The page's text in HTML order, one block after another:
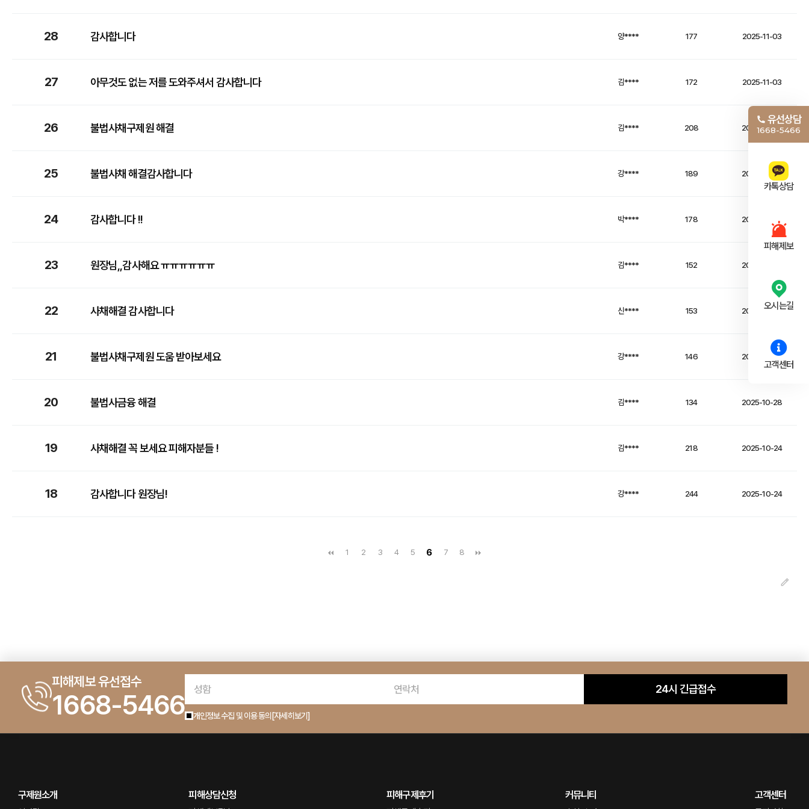
28 감사합니다 양**** 177 2025-11-03
27 아무것도 없는 저를 도와주셔서 감사합니다 김**** 172 2025-11-03
26 불법사채구제원 해결 김**** 208 2025-10-29
25 불법사채 해결감사합니다 강**** 189 2025-10-29
24 감사합니다 !! 박**** 178 2025-10-29
23 원장님,,감사해요 ㅠㅠㅠㅠㅠㅠ 김**** 152 2025-10-29
22 사채해결 감사합니다 신**** 153 2025-10-28
21 불법사채구제원 도움 받아보세요 강**** 146 2025-10-28
20 불법사금융 해결 김**** 134 2025-10-28
19 사채해결 꼭 보세요 피해자분들 ! 김**** 218 2025-10-24
18 감사합니다 원장님! 강**** 244 2025-10-24
1 2 3 4 5 6 7 8
피해제보 유선접수
1668-5466 24시 긴급접수
개인정보 수집 및 이용 동의 [자세히보기]
구제원소개 피해상담신청 피해구제후기 커뮤니티 고객센터
유선상담
1668-5466
카톡상담
피해제보
오시는길
고객센터